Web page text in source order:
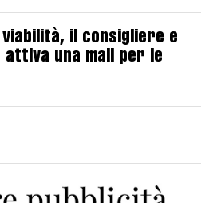
il consigliere e
una mail per le